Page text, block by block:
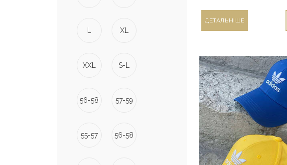
L XL
XXL S-L
56-58 57-59
55-57 56-58
ДЕТАЛЬНIШЕ